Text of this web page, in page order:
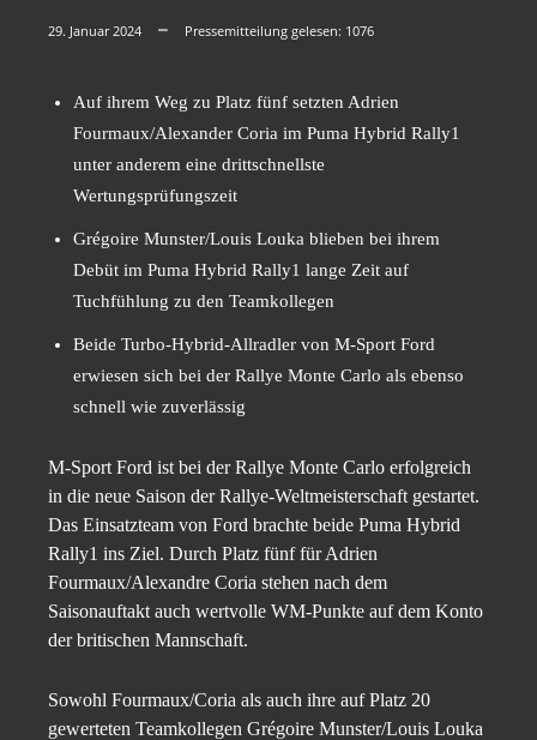
29. Januar 2024 Pressemitteilung gelesen: 1076
Auf ihrem Weg zu Platz fünf setzten Adrien
Fourmaux/Alexander Coria im Puma Hybrid Rally1
unter anderem eine drittschnellste
Wertungsprüfungszeit
Grégoire Munster/Louis Louka blieben bei ihrem
Debüt im Puma Hybrid Rally1 lange Zeit auf
Tuchfühlung zu den Teamkollegen
Beide Turbo-Hybrid-Allradler von M-Sport Ford
erwiesen sich bei der Rallye Monte Carlo als ebenso
schnell wie zuverlässig
M-Sport Ford ist bei der Rallye Monte Carlo erfolgreich
in die neue Saison der Rallye-Weltmeisterschaft gestartet.
Das Einsatzteam von Ford brachte beide Puma Hybrid
Rally1 ins Ziel. Durch Platz fünf für Adrien
Fourmaux/Alexandre Coria stehen nach dem
Saisonauftakt auch wertvolle WM-Punkte auf dem Konto
der britischen Mannschaft.
Sowohl Fourmaux/Coria als auch ihre auf Platz 20
gewerteten Teamkollegen Grégoire Munster/Louis Louka